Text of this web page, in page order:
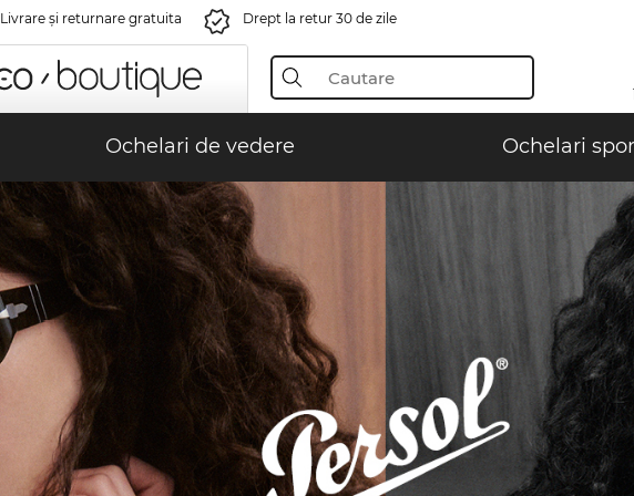
Livrare şi returnare gratuita Drept la retur 30 de zile
Ochelari de vedere Ochelari